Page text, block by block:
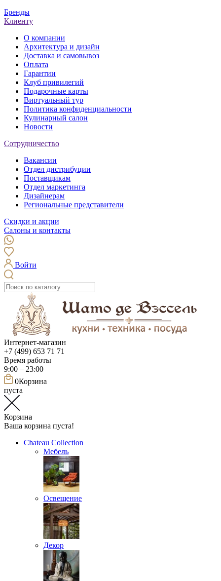
Бренды
Клиенту
О компании
Архитектура и дизайн
Доставка и самовывоз
Оплата
Гарантии
Клуб привилегий
Подарочные карты
Виртуальный тур
Политика конфиденциальности
Кулинарный салон
Новости
Сотрудничество
Вакансии
Отдел дистрибуции
Поставщикам
Отдел маркетинга
Дизайнерам
Региональные представители
Скидки и акции
Салоны и контакты
Войти
Интернет-магазин
+7 (499) 653 71 71
Время работы
9:00 – 23:00
0Корзина
пуста
Корзина
Ваша корзина пуста!
Chateau Collection
Мебель
Освещение
Декор